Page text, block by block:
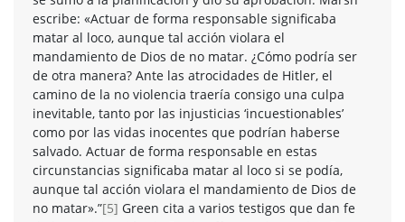
escribe: «Actuar de forma responsable significaba
matar al loco, aunque tal acción violara el
mandamiento de Dios de no matar. ¿Cómo podría ser
de otra manera? Ante las atrocidades de Hitler, el
camino de la no violencia traería consigo una culpa
inevitable, tanto por las injusticias ‘incuestionables’
como por las vidas inocentes que podrían haberse
salvado. Actuar de forma responsable en estas
circunstancias significaba matar al loco si se podía,
aunque tal acción violara el mandamiento de Dios de
no matar».”[5] Green cita a varios testigos que dan fe